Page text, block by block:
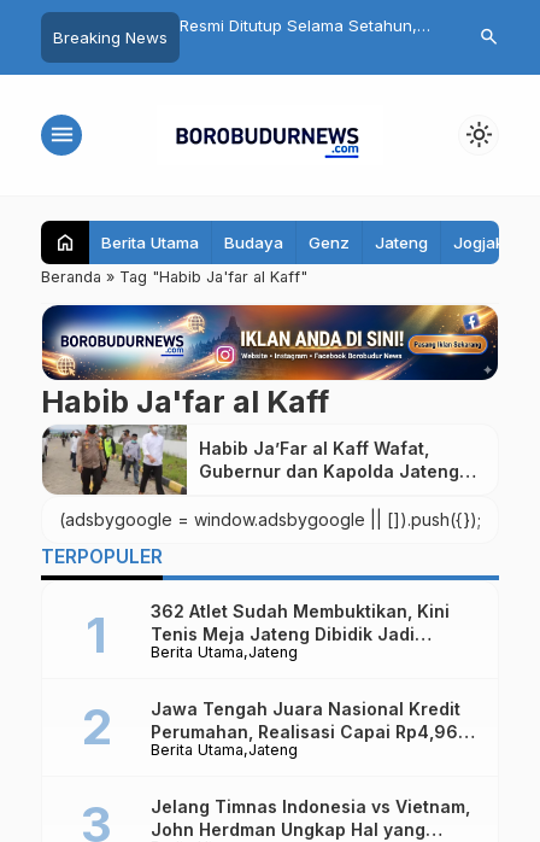
Breaking News
Asal Magelang
Polisi
Resmi Ditutup Selama Setahun,
hingga Punya Atap Lagi
Fantastis!
Juta, Bupati
search
menu light_mode
home Berita Utama Budaya Genz Jateng Jogjakarta
Beranda » Tag "Habib Ja'far al Kaff"
Habib Ja'far al Kaff
Habib Ja’Far al Kaff Wafat,
Gubernur dan Kapolda Jateng
(adsbygoogle = window.adsbygoogle || []).push({});
TERPOPULER
Berita Utama Jateng
362 Atlet Sudah Membuktikan, Kini
Tenis Meja Jateng Dibidik Jadi
Kekuatan Nasional
Berita Utama Jateng
Jawa Tengah Juara Nasional Kredit
Perumahan, Realisasi Capai Rp4,96
Triliun
Jelang Timnas Indonesia vs Vietnam,
John Herdman Ungkap Hal yang